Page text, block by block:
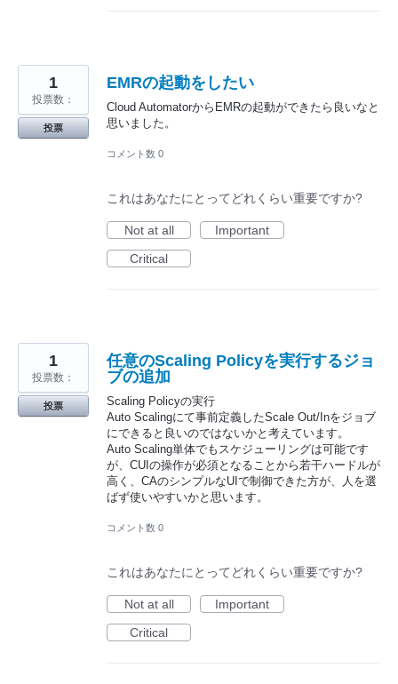
EMRの起動をしたい
Cloud AutomatorからEMRの起動ができたら良いなと
思いました。
1
投票数：
投票
コメント数 0
これはあなたにとってどれくらい重要ですか?
Not at all
Important
Critical
任意のScaling Policyを実行するジョ
ブの追加
Scaling Policyの実行
Auto Scalingにて事前定義したScale Out/Inをジョブ
にできると良いのではないかと考えています。
Auto Scaling単体でもスケジューリングは可能です
が、CUIの操作が必須となることから若干ハードルが
高く、CAのシンプルなUIで制御できた方が、人を選
ばず使いやすいかと思います。
1
投票数：
投票
コメント数 0
これはあなたにとってどれくらい重要ですか?
Not at all
Important
Critical